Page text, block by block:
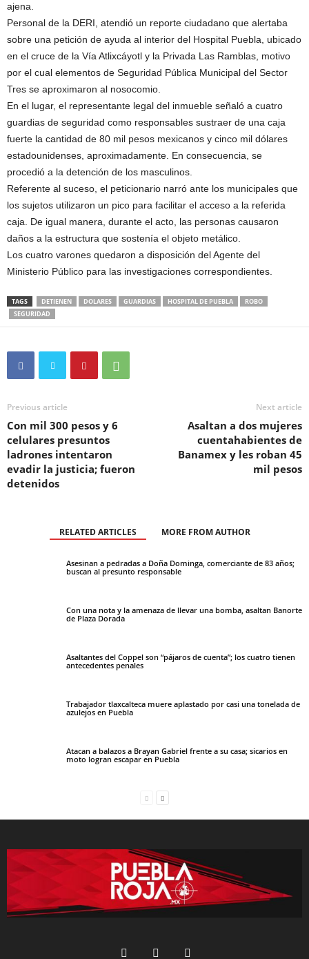
ajena.
Personal de la DERI, atendió un reporte ciudadano que alertaba
sobre una petición de ayuda al interior del Hospital Puebla, ubicado
en el cruce de la Vía Atlixcáyotl y la Privada Las Ramblas, motivo
por el cual elementos de Seguridad Pública Municipal del Sector
Tres se aproximaron al nosocomio.
En el lugar, el representante legal del inmueble señaló a cuatro
guardias de seguridad como responsables sustraer de una caja
fuerte la cantidad de 80 mil pesos mexicanos y cinco mil dólares
estadounidenses, aproximadamente. En consecuencia, se
procedió a la detención de los masculinos.
Referente al suceso, el peticionario narró ante los municipales que
los sujetos utilizaron un pico para facilitar el acceso a la referida
caja. De igual manera, durante el acto, las personas causaron
daños a la estructura que sostenía el objeto metálico.
Los cuatro varones quedaron a disposición del Agente del
Ministerio Público para las investigaciones correspondientes.
TAGS DETIENEN DOLARES GUARDIAS HOSPITAL DE PUEBLA
ROBO
SEGURIDAD
Previous article
Con mil 300 pesos y 6
celulares presuntos
ladrones intentaron
evadir la justicia; fueron
detenidos
Next article
Asaltan a dos mujeres
cuentahabientes de
Banamex y les roban 45
mil pesos
RELATED ARTICLES MORE FROM AUTHOR
Asesinan a pedradas a Doña Dominga, comerciante de 83 años;
buscan al presunto responsable
Con una nota y la amenaza de llevar una bomba, asaltan Banorte
de Plaza Dorada
Asaltantes del Coppel son “pájaros de cuenta”; los cuatro tienen
antecedentes penales
Trabajador tlaxcalteca muere aplastado por casi una tonelada de
azulejos en Puebla
Atacan a balazos a Brayan Gabriel frente a su casa; sicarios en
moto logran escapar en Puebla